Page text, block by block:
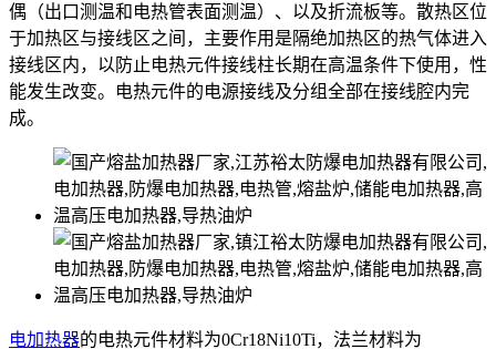
偶（出口测温和电热管表面测温）、以及折流板等。散热区位
于加热区与接线区之间，主要作用是隔绝加热区的热气体进入
接线区内，以防止电热元件接线柱长期在高温条件下使用，性
能发生改变。电热元件的电源接线及分组全部在接线腔内完
成。
电加热器的电热元件材料为0Cr18Ni10Ti，法兰材料为